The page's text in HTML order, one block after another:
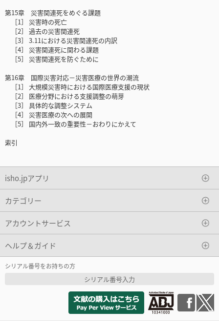
第15章 災害関連死をめぐる課題
［1］ 災害時の死亡
［2］ 過去の災害関連死
［3］ 3.11における災害関連死の内訳
［4］ 災害関連死に関わる課題
［5］ 災害関連死を防ぐために
第16章 国際災害対応－災害医療の世界の潮流
［1］ 大規模災害時における国際医療支援の現状
［2］ 医療分野における支援調整の萌芽
［3］ 具体的な調整システム
［4］ 災害医療の次への展開
［5］ 国内外一致の重要性－おわりにかえて
索引
isho.jpアプリ
カテゴリー
アカウントサービス
ヘルプ＆ガイド
シリアル番号をお持ちの方
シリアル番号入力